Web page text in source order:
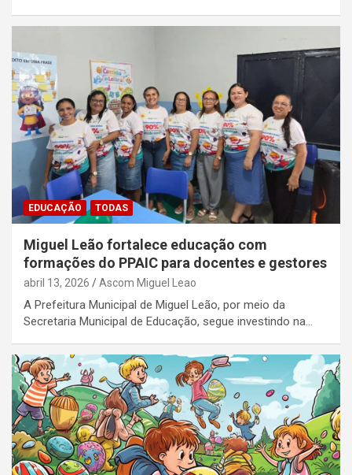
EDUCAÇÃO TODAS
Miguel Leão fortalece educação com
formações do PPAIC para docentes e gestores
abril 13, 2026 Ascom Miguel Leao
A Prefeitura Municipal de Miguel Leão, por meio da
Secretaria Municipal de Educação, segue investindo na…